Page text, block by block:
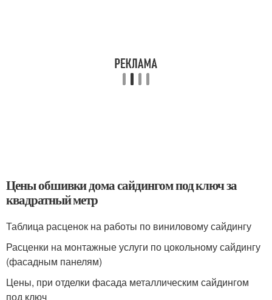
Цены обшивки дома сайдингом под ключ за
квадратный метр
Таблица расценок на работы по виниловому сайдингу
Расценки на монтажные услуги по цокольному сайдингу
(фасадным панелям)
Цены, при отделки фасада металлическим сайдингом
под ключ